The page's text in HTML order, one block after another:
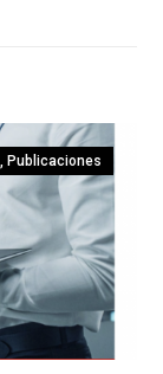
Publicaciones